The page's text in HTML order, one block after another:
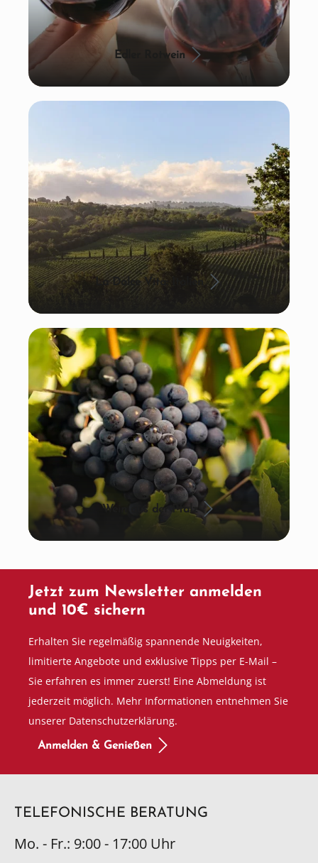
Edler Rotwein
La Dolce Vita: Italien
Wein aus der Pfalz
Jetzt zum Newsletter anmelden
und 10€ sichern
Erhalten Sie regelmäßig spannende Neuigkeiten,
limitierte Angebote und exklusive Tipps per E-Mail –
Sie erfahren es immer zuerst! Eine Abmeldung ist
jederzeit möglich. Mehr Informationen entnehmen Sie
unserer Datenschutzerklärung.
Anmelden & Genießen
TELEFONISCHE BERATUNG
Mo. - Fr.: 9:00 - 17:00 Uhr